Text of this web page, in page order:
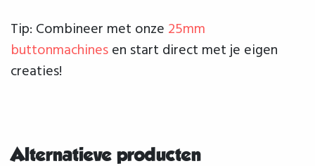
Tip: Combineer met onze 25mm
buttonmachinesen start direct met je eigen
creaties!
Alternatieve producten